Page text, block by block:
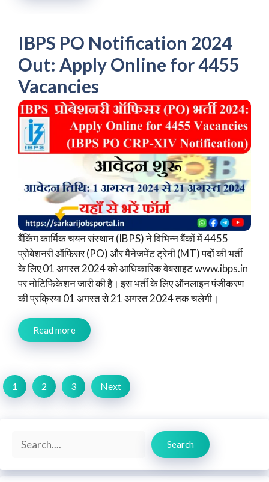
IBPS PO Notification 2024
Out: Apply Online for 4455
Vacancies
बैंकिंग कार्मिक चयन संस्थान (IBPS) ने विभिन्न बैंकों में 4455
प्रोबेशनरी ऑफिसर (PO) और मैनेजमेंट ट्रेनी (MT) पदों की भर्ती
के लिए 01 अगस्त 2024 को आधिकारिक वेबसाइट www.ibps.in
पर नोटिफिकेशन जारी की है। इस भर्ती के लिए ऑनलाइन पंजीकरण
की प्रक्रिया 01 अगस्त से 21 अगस्त 2024 तक चलेगी।
Read more
1 2 3 Next
Search
Search